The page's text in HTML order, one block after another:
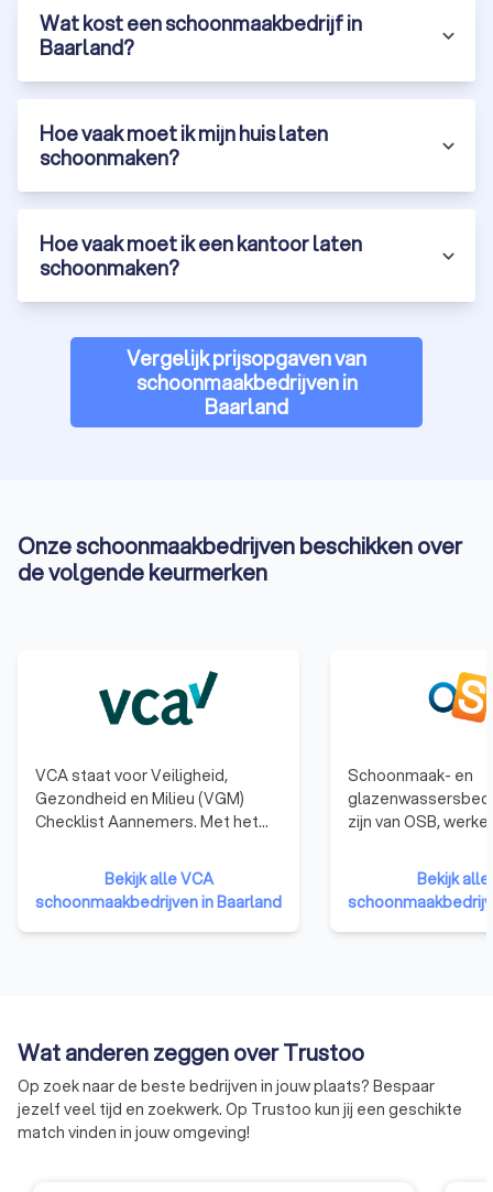
Wat kost een schoonmaakbedrijf in
Baarland?
Hoe vaak moet ik mijn huis laten
schoonmaken?
Hoe vaak moet ik een kantoor laten
schoonmaken?
Vergelijk prijsopgaven van
schoonmaakbedrijven in
Baarland
Onze schoonmaakbedrijven beschikken over
de volgende keurmerken
VCA staat voor Veiligheid,
Gezondheid en Milieu (VGM)
Checklist Aannemers. Met het
laten bedrijven zien dat ze kennis
en ervaring hebben op het
gebied van veilig en gezond
werken en dat het deskundige en
Bekijk alle VCA
schoonmaakbedrijven in Baarland
Schoonmaak- en
zijn van OSB,
Zij hebben het
dat kwaliteit en
betrouwbaarheid
bedrijven gaan
kwaliteit bij
herkennen.
Bekijk alle
Wat anderen zeggen over Trustoo
Op zoek naar de beste bedrijven in jouw plaats? Bespaar
jezelf veel tijd en zoekwerk. Op Trustoo kun jij een geschikte
match vinden in jouw omgeving!